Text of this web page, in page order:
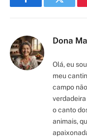
FacebookTwitter
Dona
Olá, eu
meu
campo
o canto
animais,